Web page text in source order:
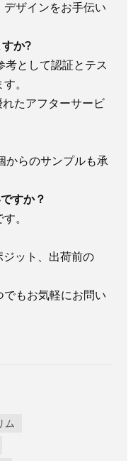
ザインをお手伝い
か?
考として認証とテス
。
たアフターサービ
からのサンプルも承
すか？
。
ジット、出荷前の
もお気軽にお問い
ム